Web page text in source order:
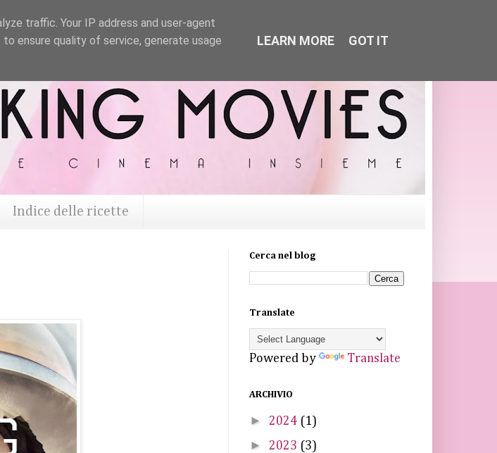
Indice delle ricette
Cerca nel blog
Translate
Powered by Translate
ARCHIVIO
► 2024 (1)
► 2023 (3)
traffic. Your IP address and user-agent
ensure quality of service, generate usage
LEARN MORE GOT IT